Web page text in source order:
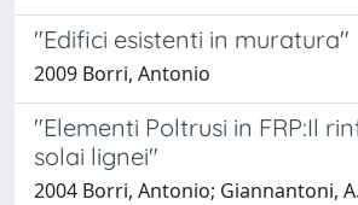
"Edifici esistenti in muratura"
2009 Borri, Antonio
"Elementi Poltrusi in FRP:Il
solai lignei"
2004 Borri, Antonio; Giannantoni, A.